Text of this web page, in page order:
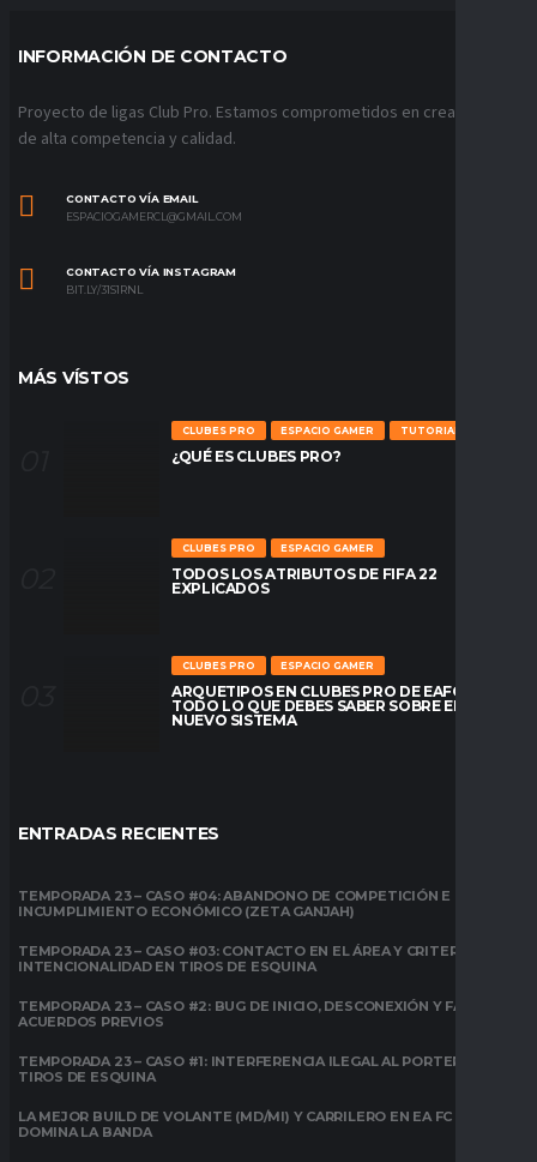
INFORMACIÓN DE CONTACTO
Proyecto de ligas Club Pro. Estamos comprometidos en crear ligas
de alta competencia y calidad.
CONTACTO VÍA EMAIL
ESPACIOGAMERCL@GMAIL.COM
CONTACTO VÍA INSTAGRAM
BIT.LY/31S1RNL
MÁS VÍSTOS
CLUBES PRO ESPACIO GAMER TUTORIALES
¿QUÉ ES CLUBES PRO?
CLUBES PRO ESPACIO GAMER
TODOS LOS ATRIBUTOS DE FIFA 22
EXPLICADOS
CLUBES PRO ESPACIO GAMER
ARQUETIPOS EN CLUBES PRO DE EAFC26:
TODO LO QUE DEBES SABER SOBRE EL
NUEVO SISTEMA
ENTRADAS RECIENTES
TEMPORADA 23 – CASO #04: ABANDONO DE COMPETICIÓN E
INCUMPLIMIENTO ECONÓMICO (ZETA GANJAH)
TEMPORADA 23 – CASO #03: CONTACTO EN EL ÁREA Y CRITERIO DE
INTENCIONALIDAD EN TIROS DE ESQUINA
TEMPORADA 23 – CASO #2: BUG DE INICIO, DESCONEXIÓN Y FALTA DE
ACUERDOS PREVIOS
TEMPORADA 23 – CASO #1: INTERFERENCIA ILEGAL AL PORTERO EN
TIROS DE ESQUINA
LA MEJOR BUILD DE VOLANTE (MD/MI) Y CARRILERO EN EA FC 26:
DOMINA LA BANDA